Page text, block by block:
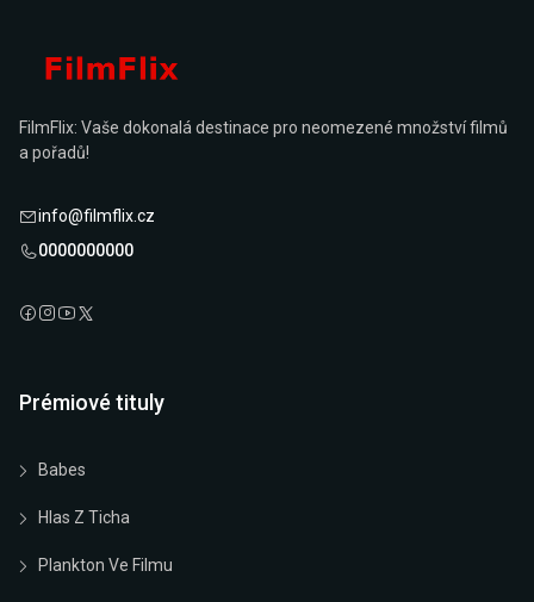
FilmFlix: Vaše dokonalá destinace pro neomezené množství filmů
a pořadů!
info@filmflix.cz
0000000000
Prémiové tituly
Babes
Hlas Z Ticha
Plankton Ve Filmu